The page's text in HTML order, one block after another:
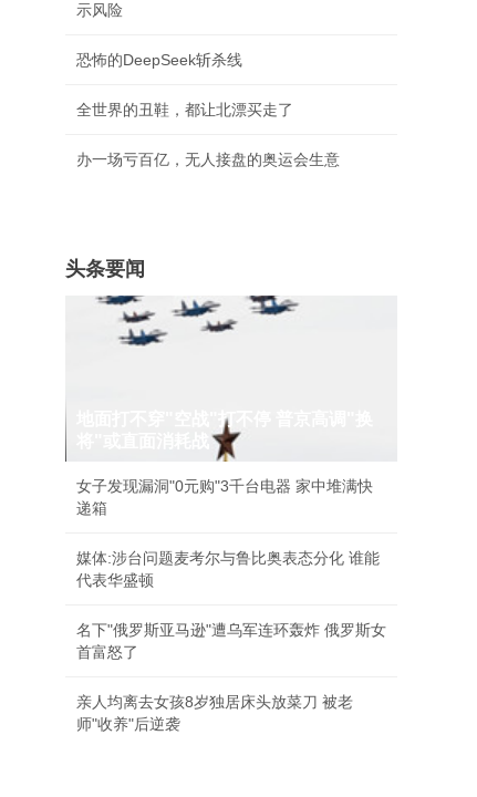
示风险
恐怖的DeepSeek斩杀线
全世界的丑鞋，都让北漂买走了
办一场亏百亿，无人接盘的奥运会生意
头条要闻
地面打不穿"空战"打不停 普京高调"换
女子发现漏洞"0元购"3千台电器 家中堆满快
递箱
媒体:涉台问题麦考尔与鲁比奥表态分化 谁能
代表华盛顿
名下"俄罗斯亚马逊"遭乌军连环轰炸 俄罗斯女
首富怒了
亲人均离去女孩8岁独居床头放菜刀 被老
师"收养"后逆袭